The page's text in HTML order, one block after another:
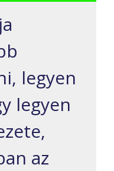
legyen
legyen
az